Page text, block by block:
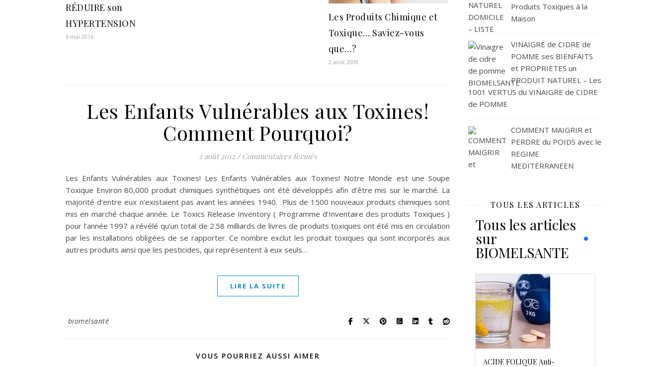
RÉDUIRE son
HYPERTENSION
6 mai 2016
Les Produits Chimique et
Toxique… Saviez-vous
que…?
2 août 2009
Les Enfants Vulnérables aux Toxines!
Comment Pourquoi?
2 août 2012 / Commentaires ferméssur Les Enfants Vulnérables aux Toxines! Comment Pourquoi?
Les Enfants Vulnérables aux Toxines! Les Enfants Vulnérables aux Toxines! Notre Monde est une Soupe
Toxique Environ 80,000 produit chimiques synthétiques ont été développés afin d’être mis sur le marché. La
majorité d’entre eux n’existaient pas avant les années 1940. Plus de 1500 nouveaux produits chimiques sont
mis en marché chaque année. Le Toxics Release Inventory ( Programme d’Inventaire des produits Toxiques )
pour l’année 1997 a révélé qu’un total de 2.58 milliards de livres de produits toxiques ont été mis en circulation
par les installations obligées de se rapporter. Ce nombre exclut les produit toxiques qui sont incorporés aux
autres produits ainsi que les pesticides, qui représentent à eux seuls…
LIRE LA SUITE
biomelsanté
VOUS POURRIEZ AUSSI AIMER
Produits Toxiques à la
Maison
VINAIGRE de CIDRE de
POMME ses BIENFAITS
et PROPRIETES un
PRODUIT NATUREL – Les
1001 VERTUS du VINAIGRE de CIDRE
de POMME
COMMENT MAIGRIR et
PERDRE du POIDS avec le
REGIME
MEDITERRANEEN
TOUS LES ARTICLES
Tous les articles
sur
BIOMELSANTE
ACIDE FOLIQUE Anti-